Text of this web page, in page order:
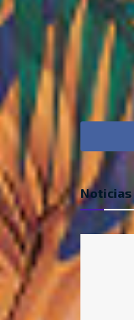
Noticias